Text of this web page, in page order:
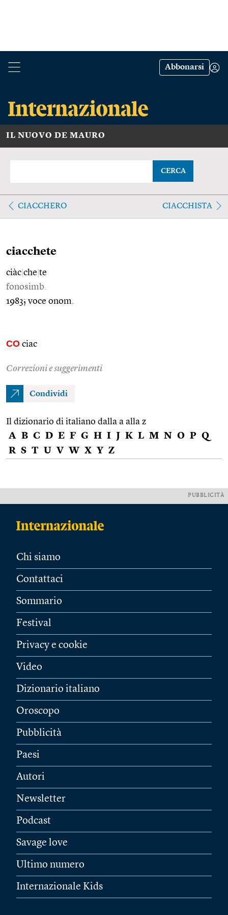
Abbonarsi
IL NUOVO DE MAURO
CERCA
CIACCHERO CIACCHISTA
ciacchete
ciàc che te
fonosimb.
1983; voce onom.
CO ciac
Correzioni e suggerimenti
Condividi
Il dizionario di italiano dalla a alla z
A B C D E F G H I J K L M N O P Q
R S T U V W X Y Z
PUBBLICITÀ
Chi siamo
Contattaci
Sommario
Festival
Privacy e cookie
Video
Dizionario italiano
Oroscopo
Pubblicità
Paesi
Autori
Newsletter
Podcast
Savage love
Ultimo numero
Internazionale Kids